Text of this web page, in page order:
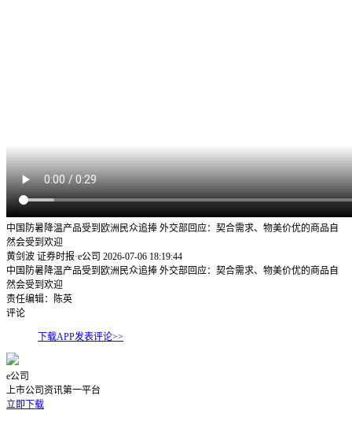
中国防暑降温产品受到欧洲民众追捧 外交部回应：契合需求、物美价优的商品自
然会受到欢迎
黄剑波 证券时报·e公司 2026-07-06 18:19:44
中国防暑降温产品受到欧洲民众追捧 外交部回应：契合需求、物美价优的商品自
然会受到欢迎
责任编辑：陈英
评论
下载APP发表评论>>
e公司
上市公司资讯第一平台
立即下载